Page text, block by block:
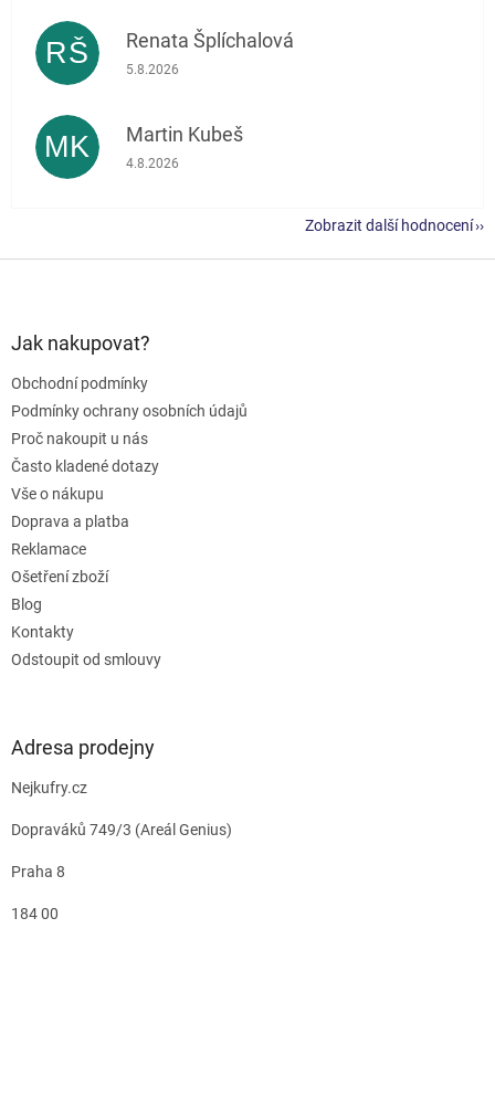
RŠ Renata Šplíchalová
Hodnocení obchodu je 5 z 5 hvězdiček.
5.8.2026
MK Martin Kubeš
Hodnocení obchodu je 5 z 5 hvězdiček.
4.8.2026
Zobrazit další hodnocení
Jak nakupovat?
Obchodní podmínky
Podmínky ochrany osobních údajů
Proč nakoupit u nás
Často kladené dotazy
Vše o nákupu
Doprava a platba
Reklamace
Ošetření zboží
Blog
Kontakty
Odstoupit od smlouvy
Adresa prodejny
Nejkufry.cz
Dopraváků 749/3 (Areál Genius)
Praha 8
184 00